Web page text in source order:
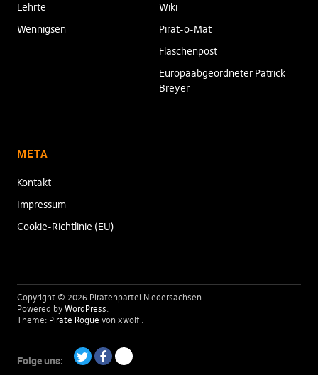
Lehrte
Wennigsen
Wiki
Pirat-o-Mat
Flaschenpost
Europaabgeordneter Patrick
Breyer
META
Kontakt
Impressum
Cookie-Richtlinie (EU)
Copyright © 2026 Piratenpartei Niedersachsen
Powered by WordPress
Theme: Pirate Rogue von xwolf
Folge uns: